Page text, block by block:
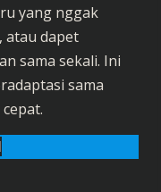
yang nggak
atau dapet
sama sekali. Ini
sama